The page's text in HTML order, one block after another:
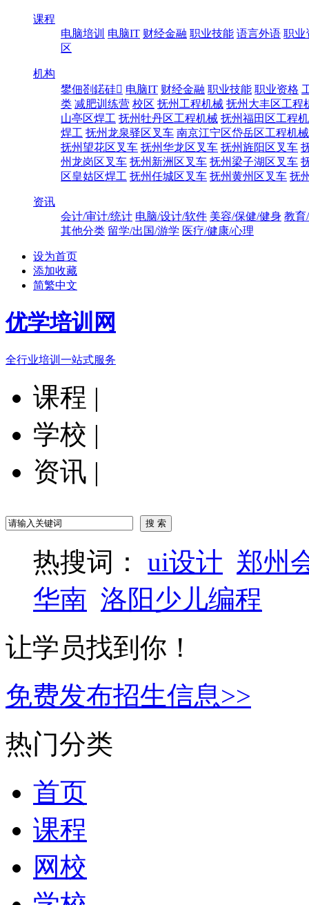
课程
电脑培训 电脑IT 财经金融 职业技能 语言外语 职业
区
机构
鐢佃剳鍩硅 电脑IT 财经金融 职业技能 职业资格
类 减肥训练营 校区 抚州工程机械 抚州大丰区工程
山亭区焊工 抚州牡丹区工程机械 抚州福田区工程
焊工 抚州龙泉驿区叉车 南京江宁区岱岳区工程机械
抚州望花区叉车 抚州华龙区叉车 抚州旌阳区叉车
州龙岗区叉车 抚州新洲区叉车 抚州梁子湖区叉车
区皇姑区焊工 抚州任城区叉车 抚州黄州区叉车 抚
资讯
会计/审计/统计 电脑/设计/软件 美容/保健/健身 教育
其他分类 留学/出国/游学 医疗/健康/心理
设为首页
添加收藏
简繁中文
优学培训网
全行业培训一站式服务
课程 |
学校 |
资讯 |
热搜词： ui设计 郑州
华南 洛阳少儿编程
让学员找到你！
免费发布招生信息>>
热门分类
首页
课程
网校